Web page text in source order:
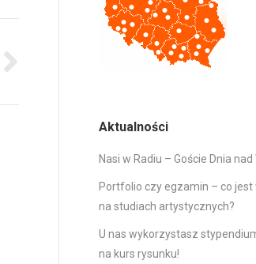
Aktualności
Nasi w Radiu – Goście Dnia nad
Portfolio czy egzamin – co jest
na studiach artystycznych?
U nas wykorzystasz
na kurs rysunku!